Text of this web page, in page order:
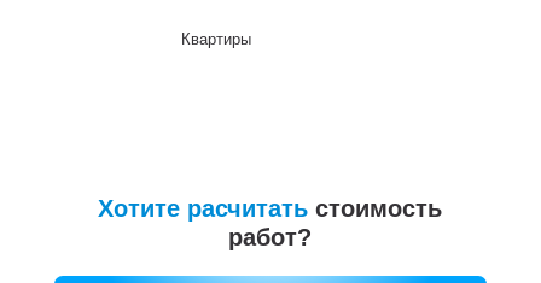
Квартиры
Хотите расчитать стоимость
работ?